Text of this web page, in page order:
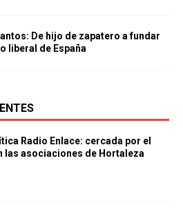
De hijo de zapatero a fundar
liberal de España
Radio Enlace: cercada por el
las asociaciones de Hortaleza